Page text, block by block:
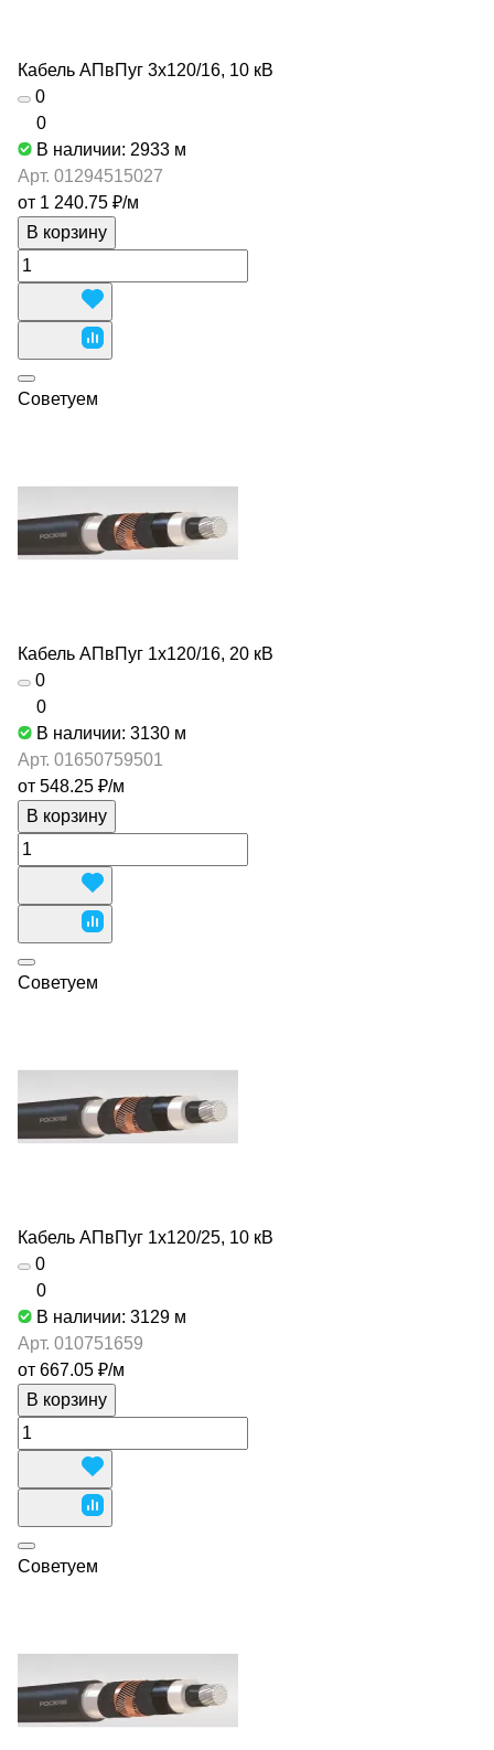
Кабель АПвПуг 3х120/16, 10 кВ
0
0
В наличии: 2933 м
Арт. 01294515027
от 1 240.75 ₽/м
В корзину
Советуем
Кабель АПвПуг 1х120/16, 20 кВ
0
0
В наличии: 3130 м
Арт. 01650759501
от 548.25 ₽/м
В корзину
Советуем
Кабель АПвПуг 1х120/25, 10 кВ
0
0
В наличии: 3129 м
Арт. 010751659
от 667.05 ₽/м
В корзину
Советуем